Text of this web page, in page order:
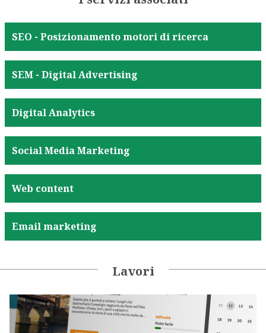
SEO - Posizionamento motori di ricerca
SEM - Digital Advertising
Digital Analytics
Social Media Marketing
Web content
Email marketing
Lavori